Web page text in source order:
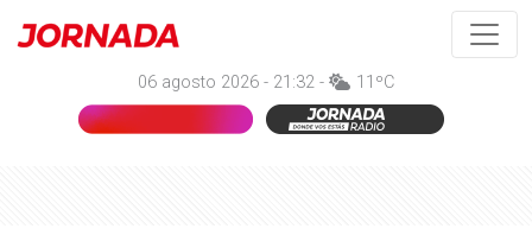
06 agosto 2026 - 21:32 - 11ºC